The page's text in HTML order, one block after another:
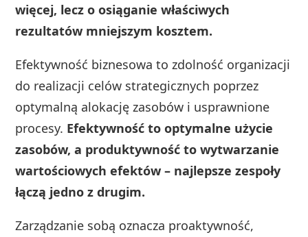
więcej, lecz o osiąganie właściwych
rezultatów mniejszym kosztem.
Efektywność biznesowa to zdolność organizacji
do realizacji celów strategicznych poprzez
optymalną alokację zasobów i usprawnione
procesy. Efektywność to optymalne użycie
zasobów, a produktywność to wytwarzanie
wartościowych efektów – najlepsze zespoły
łączą jedno z drugim.
Zarządzanie sobą oznacza proaktywność,